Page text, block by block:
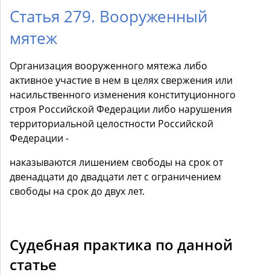
Статья 279. Вооруженный
мятеж
Организация вооруженного мятежа либо
активное участие в нем в целях свержения или
насильственного изменения конституционного
строя Российской Федерации либо нарушения
территориальной целостности Российской
Федерации -
наказываются лишением свободы на срок от
двенадцати до двадцати лет с ограничением
свободы на срок до двух лет.
Судебная практика по данной
статье